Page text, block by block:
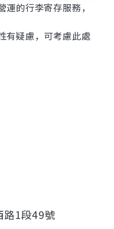
的行李寄存服務，
有疑慮，可考慮此處
路1段49號